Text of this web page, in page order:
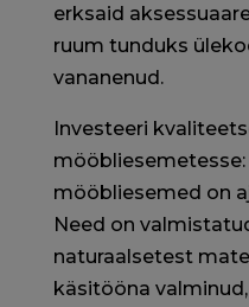
erksaid
ruum tunduks
vananenud.
Investeeri
mööbliesemed on
Need on
naturaalsetest
käsitööna